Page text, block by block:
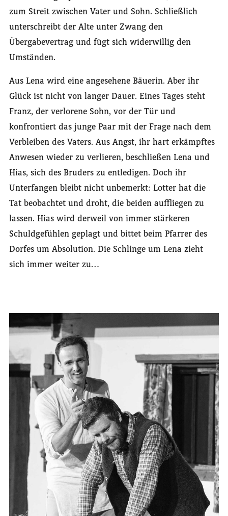
zum Streit zwischen Vater und Sohn. Schließlich
unterschreibt der Alte unter Zwang den
Übergabevertrag und fügt sich widerwillig den
Umständen.
Aus Lena wird eine angesehene Bäuerin. Aber ihr
Glück ist nicht von langer Dauer. Eines Tages steht
Franz, der verlorene Sohn, vor der Tür und
konfrontiert das junge Paar mit der Frage nach dem
Verbleiben des Vaters. Aus Angst, ihr hart erkämpftes
Anwesen wieder zu verlieren, beschließen Lena und
Hias, sich des Bruders zu entledigen. Doch ihr
Unterfangen bleibt nicht unbemerkt: Lotter hat die
Tat beobachtet und droht, die beiden auffliegen zu
lassen. Hias wird derweil von immer stärkeren
Schuldgefühlen geplagt und bittet beim Pfarrer des
Dorfes um Absolution. Die Schlinge um Lena zieht
sich immer weiter zu…